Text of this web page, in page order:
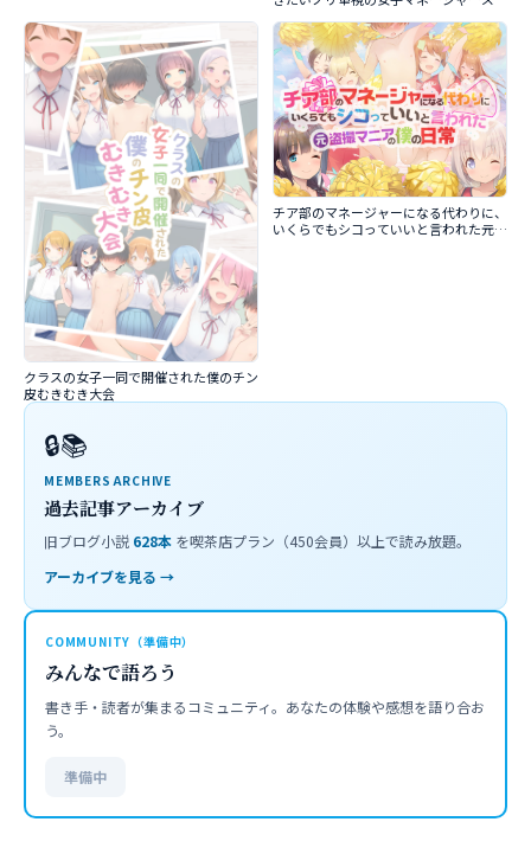
クラスの女子一同で開催された僕のチン
皮むきむき大会
チア部のマネージャーになる代わりに、
いくらでもシコっていいと言われた元盗
🔒📚
MEMBERS ARCHIVE
過去記事アーカイブ
旧ブログ小説 628本 を喫茶店プラン（450会員）以上で読み放題。
アーカイブを見る →
COMMUNITY（準備中）
みんなで語ろう
書き手・読者が集まるコミュニティ。あなたの体験や感想を語り合お
う。
準備中